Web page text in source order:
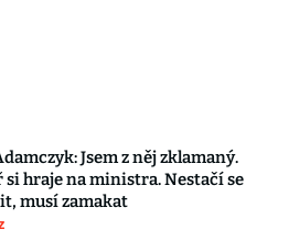
Jsem z něj zklamaný.
hraje na ministra. Nestačí se
musí zamakat